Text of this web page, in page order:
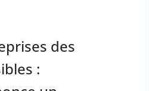
des
: